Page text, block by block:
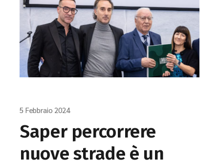
5 Febbraio 2024
Saper percorrere
nuove strade è un